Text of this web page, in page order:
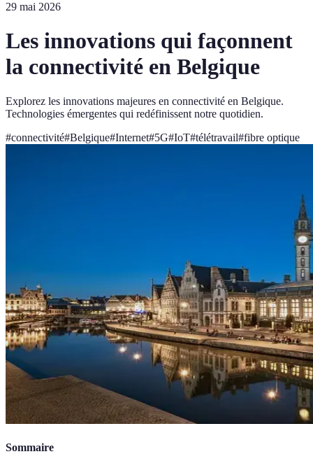
29 mai 2026
Les innovations qui façonnent
la connectivité en Belgique
Explorez les innovations majeures en connectivité en Belgique.
Technologies émergentes qui redéfinissent notre quotidien.
#connectivité#Belgique#Internet#5G#IoT#télétravail#fibre optique
Sommaire